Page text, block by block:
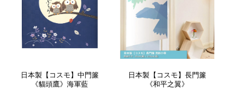
日本製【コスモ】中門簾
《貓頭鷹》海軍藍
日本製【コスモ】長門簾
《和平之翼》